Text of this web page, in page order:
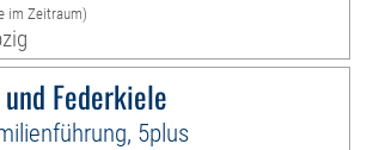
im Zeitraum)
Federkiele
5plus